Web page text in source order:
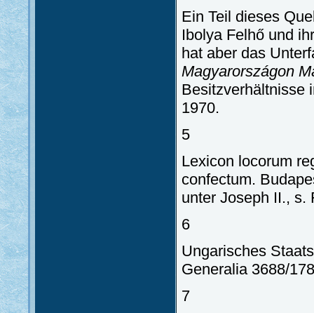
Ein Teil dieses
Ibolya Felhő und
hat aber das
Magyarországon
Besitzverhältnisse
1970.
5
Lexicon locorum
confectum.
unter Joseph II., s.
6
Ungarisches
Generalia 3688/
7